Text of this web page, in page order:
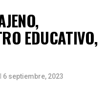
EDUCATIVO,
6 septiembre, 2023